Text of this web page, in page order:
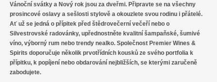
Vánoční svátky a Nový rok jsou za dveřmi. Připravte se na všechny
prosincové oslavy a sešlosti stylově a okouzlete svou rodinu i přátelé.
Ať už se jedná o přípitek před štědrovečerní večeří nebo o
Silvestrovské radovánky, upřednostněte kvalitní šampaňské, šumivé
víno, výborný rum nebo trendy nealko. Společnost Premier Wines &
Spirits doporučuje několik prvotřídních kousků ze svého portfolia k
přípitku, k popíjení nebo obdarování nejbližších, se kterými zaručeně
zabodujete.